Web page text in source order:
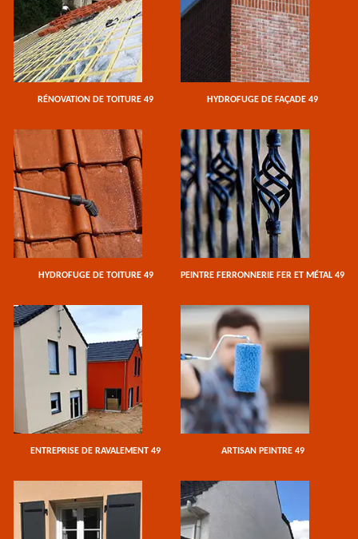
RÉNOVATION DE TOITURE 49 HYDROFUGE DE FAÇADE 49
HYDROFUGE DE TOITURE 49 PEINTRE FERRONNERIE FER ET MÉTAL 49
ENTREPRISE DE RAVALEMENT 49 ARTISAN PEINTRE 49